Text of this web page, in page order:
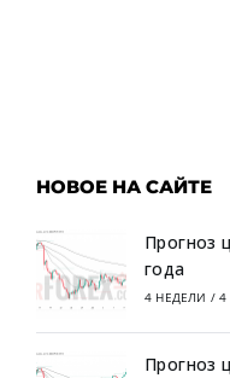
НОВОЕ НА САЙТЕ
Прогноз
года
4 НЕДЕЛИ /
Прогноз